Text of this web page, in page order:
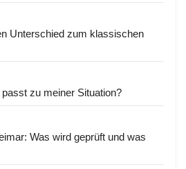
Unterschied zum klassischen
zu meiner Situation?
Was wird geprüft und was